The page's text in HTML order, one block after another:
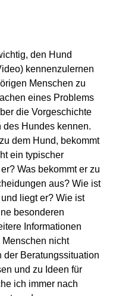
den Hund
kennenzulernen
Menschen zu
eines Problems
die Vorgeschichte
Hundes kennen.
dem Hund, bekommt
ein typischer
Was bekommt er zu
aus? Wie ist
liegt er? Wie ist
besonderen
Informationen
nicht
der Beratungssituation
und zu Ideen für
ich immer nach